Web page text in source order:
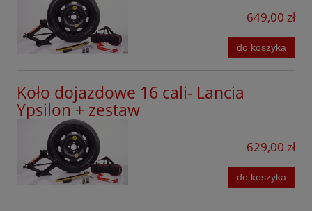
649,00 zł
do koszyka
Koło dojazdowe 16 cali- Lancia
Ypsilon + zestaw
629,00 zł
do koszyka